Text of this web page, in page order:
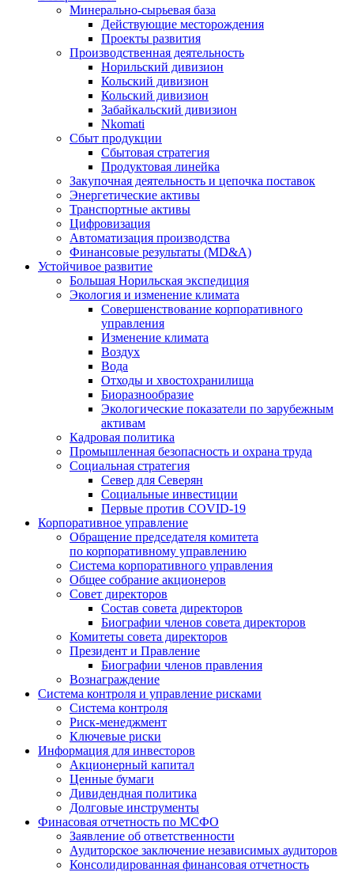
Минерально-сырьевая база
Действующие месторождения
Проекты развития
Производственная деятельность
Норильский дивизион
Кольский дивизион
Кольский дивизион
Забайкальский дивизион
Nkomati
Сбыт продукции
Сбытовая стратегия
Продуктовая линейка
Закупочная деятельность и цепочка поставок
Энергетические активы
Транспортные активы
Цифровизация
Автоматизация производства
Финансовые результаты (MD&A)
Устойчивое развитие
Большая Норильская экспедиция
Экология и изменение климата
Совершенствование корпоративного
управления
Изменение климата
Воздух
Вода
Отходы и хвостохранилища
Биоразнообразие
Экологические показатели по зарубежным
активам
Кадровая политика
Промышленная безопасность и охрана труда
Социальная стратегия
Север для Северян
Социальные инвестиции
Первые против COVID‑19
Корпоративное управление
Обращение председателя комитета
по корпоративному управлению
Система корпоративного управления
Общее собрание акционеров
Совет директоров
Состав совета директоров
Биографии членов совета директоров
Комитеты совета директоров
Президент и Правление
Биографии членов правления
Вознаграждение
Система контроля и управление рисками
Система контроля
Риск-менеджмент
Ключевые риски
Информация для инвесторов
Акционерный капитал
Ценные бумаги
Дивидендная политика
Долговые инструменты
Финасовая отчетность по МСФО
Заявление об ответственности
Аудиторское заключение независимых аудиторов
Консолидированная финансовая отчетность